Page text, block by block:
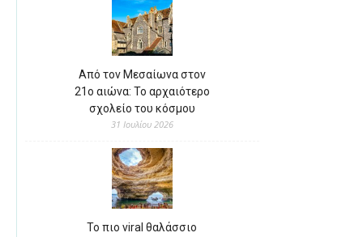
Από τον Μεσαίωνα στον
21ο αιώνα: Το αρχαιότερο
σχολείο του κόσμου
31 Ιουλίου 2026
Το πιο viral θαλάσσιο